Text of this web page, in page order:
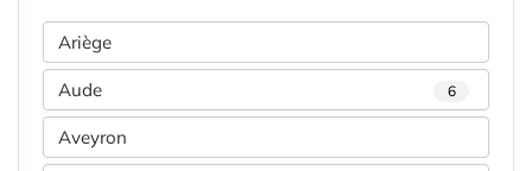
Ariège
Aude 6
Aveyron